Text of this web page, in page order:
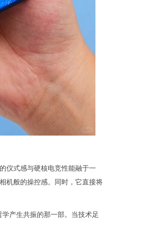
仪式感与硬核电竞性能融于一
机般的操控感。同时，它直接将
产生共振的那一部。当技术足